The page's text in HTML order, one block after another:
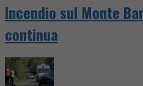
Incendio sul Monte
continua